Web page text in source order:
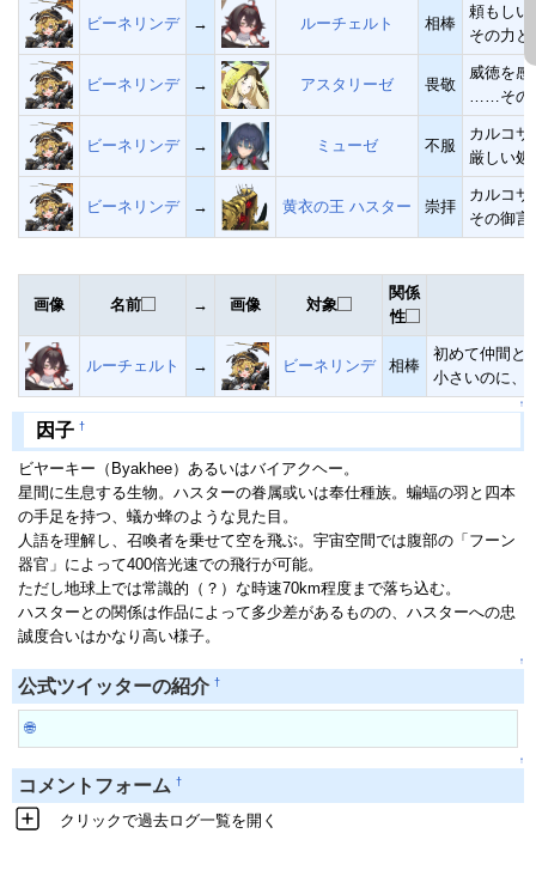
ビーネリンデ → ルーチェルト 相棒
頼もしい
その力
ビーネリンデ → アスタリーゼ 畏敬
威徳を
……その
ビーネリンデ → ミューゼ 不服
カルコ
厳しい
ビーネリンデ → 黄衣の王 ハスター 崇拝
カルコサ
その御
画像 名前 → 画像 対象
関係
性
ルーチェルト → ビーネリンデ 相棒
初めて仲間と
小さいのに、
↑
因子 †
ビヤーキー（Byakhee）あるいはバイアクヘー。
星間に生息する生物。ハスターの眷属或いは奉仕種族。蝙蝠の羽と四本
の手足を持つ、蟻か蜂のような見た目。
人語を理解し、召喚者を乗せて空を飛ぶ。宇宙空間では腹部の「フーン
器官」によって400倍光速での飛行が可能。
ただし地球上では常識的（？）な時速70km程度まで落ち込む。
ハスターとの関係は作品によって多少差があるものの、ハスターへの忠
誠度合いはかなり高い様子。
↑
公式ツイッターの紹介 †
🌐
↑
コメントフォーム †
クリックで過去ログ一覧を開く